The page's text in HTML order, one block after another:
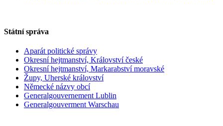
Státní správa
Aparát politické správy
Okresní hejtmanství, Království české
Okresní hejtmanství, Markarabství moravské
Župy, Uherské království
Německé názvy obcí
Generalgouvernement Lublin
Generalgouverment Warschau